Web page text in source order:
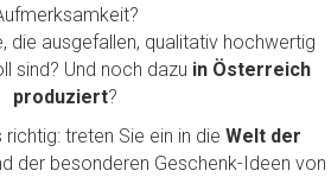
die ausgefallen, qualitativ hochwertig
sind? Und noch dazu in Österreich
produziert?
richtig: treten Sie ein in die Welt der
der besonderen Geschenk-Ideen von